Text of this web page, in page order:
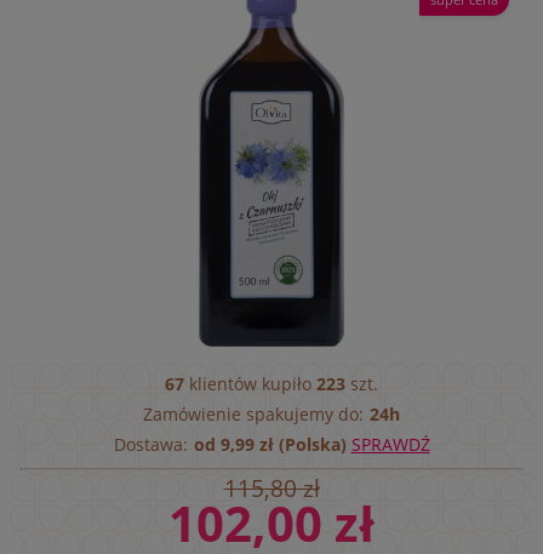
67 klientów kupiło 223 szt.
Zamówienie spakujemy do: 24h
Dostawa: od 9,99 zł (Polska) SPRAWDŹ
115,80 zł
102,00 zł